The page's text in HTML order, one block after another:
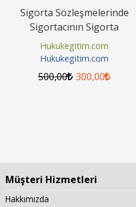
Sigorta Sözleşmelerinde
Sigortacının Sigorta
Tazminatı Borcunun
İfası,...
Hukukegitim.com
Hukukegitim.com
500,00 300,00
Müşteri Hizmetleri
Hakkımızda